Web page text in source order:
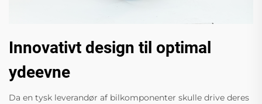
Innovativt design til optimal
ydeevne
Da en tysk leverandør af bilkomponenter skulle drive deres